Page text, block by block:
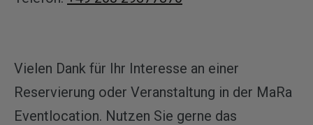
Vielen Dank für Ihr Interesse an einer
Reservierung oder Veranstaltung in der MaRa
Eventlocation. Nutzen Sie gerne das